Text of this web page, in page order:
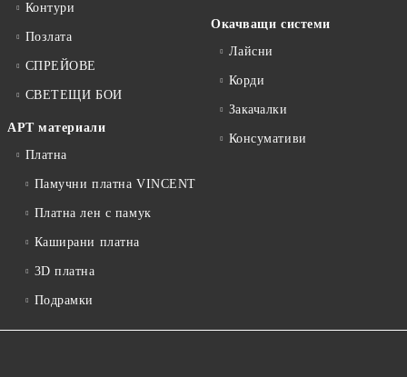
Контури
Позлата
СПРЕЙОВЕ
СВЕТЕЩИ БОИ
АРТ материали
Платна
Памучни платна VINCENT
Платна лен с памук
Каширани платна
3D платна
Подрамки
Окачващи системи
Лайсни
Корди
Закачалки
Консумативи